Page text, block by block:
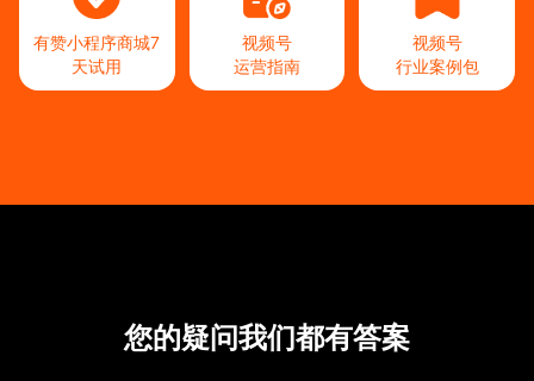
有赞小程序商城7
天试用
视频号
运营指南
视频号
行业案例包
您的疑问我们都有答案